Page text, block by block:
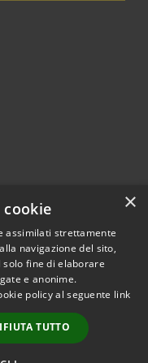
© 2026 • Comune di
Rubano • Powered by
•
Accesso
redazione
×
assimilati strettamente
navigazione del sito,
solo fine di elaborare
e anonime.
policy al seguente link
TUTTO